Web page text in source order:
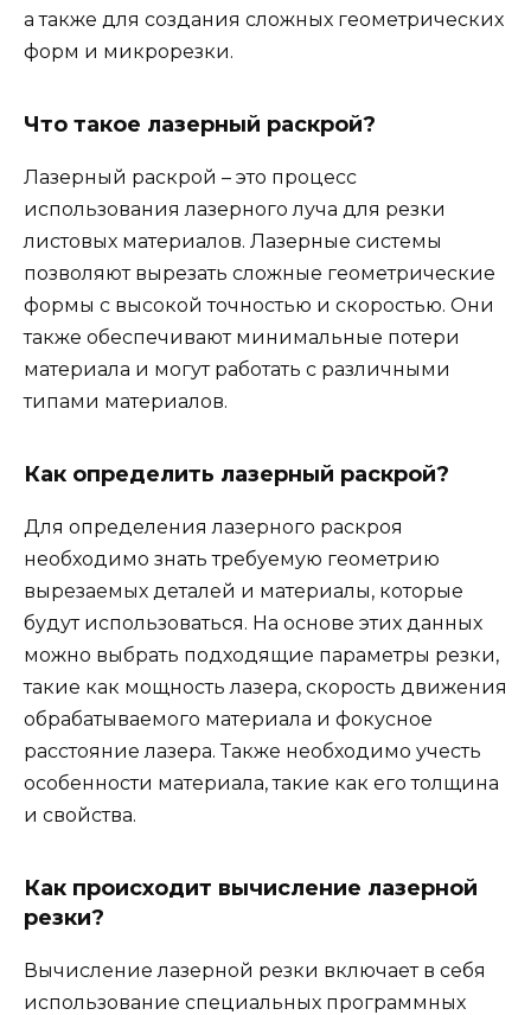
а также для создания сложных геометрических
форм и микрорезки.
Что такое лазерный раскрой?
Лазерный раскрой – это процесс
использования лазерного луча для резки
листовых материалов. Лазерные системы
позволяют вырезать сложные геометрические
формы с высокой точностью и скоростью. Они
также обеспечивают минимальные потери
материала и могут работать с различными
типами материалов.
Как определить лазерный раскрой?
Для определения лазерного раскроя
необходимо знать требуемую геометрию
вырезаемых деталей и материалы, которые
будут использоваться. На основе этих данных
можно выбрать подходящие параметры резки,
такие как мощность лазера, скорость движения
обрабатываемого материала и фокусное
расстояние лазера. Также необходимо учесть
особенности материала, такие как его толщина
и свойства.
Как происходит вычисление лазерной
резки?
Вычисление лазерной резки включает в себя
использование специальных программных